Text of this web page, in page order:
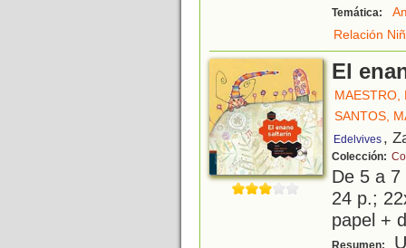
Temática:
Relación
El
MAESTRO,
SANTOS,
Edelvives ,
Colección:
De 5 a
24 p.;
papel +